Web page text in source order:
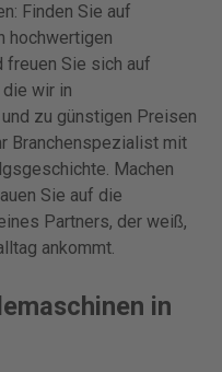
Finden Sie auf
hochwertigen
freuen Sie sich auf
wir in
zu günstigen Preisen
Branchenspezialist mit
Machen
Sie auf die
Partners, der weiß,
ankommt.
in